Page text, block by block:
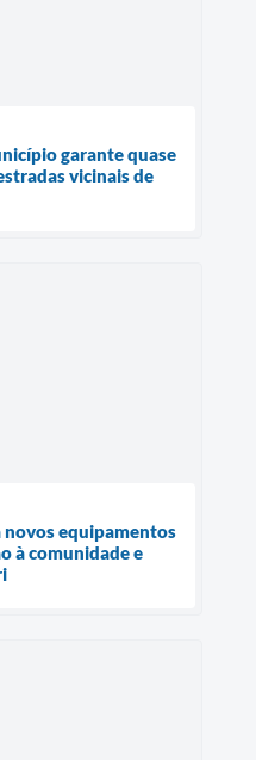
garante quase
vicinais de
equipamentos
à comunidade e